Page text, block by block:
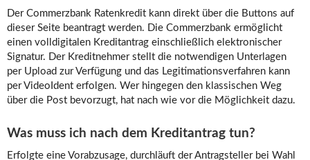
Der Commerzbank Ratenkredit kann direkt über die Buttons auf
dieser Seite beantragt werden. Die Commerzbank ermöglicht
einen volldigitalen Kreditantrag einschließlich elektronischer
Signatur. Der Kreditnehmer stellt die notwendigen Unterlagen
per Upload zur Verfügung und das Legitimationsverfahren kann
per VideoIdent erfolgen. Wer hingegen den klassischen Weg
über die Post bevorzugt, hat nach wie vor die Möglichkeit dazu.
Was muss ich nach dem Kreditantrag tun?
Erfolgte eine Vorabzusage, durchläuft der Antragsteller bei Wahl